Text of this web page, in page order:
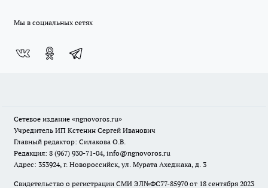
Мы в социальных сетях
Сетевое издание «ngnovoros.ru»
Учредитель ИП Кстенин Сергей Иванович
Главный редактор: Силакова О.В.
Редакция: 8 (967) 930-71-04, info@ngnovoros.ru
Адрес: 353924, г. Новороссийск, ул. Мурата Ахеджака, д. 3
Свидетельство о регистрации СМИ ЭЛ№ФС77-85970 от 18 сентября 2023